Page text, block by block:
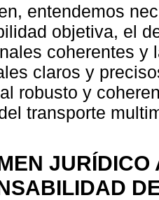
entendemos
objetiva, el
coherentes y
claros y
robusto y
transporte